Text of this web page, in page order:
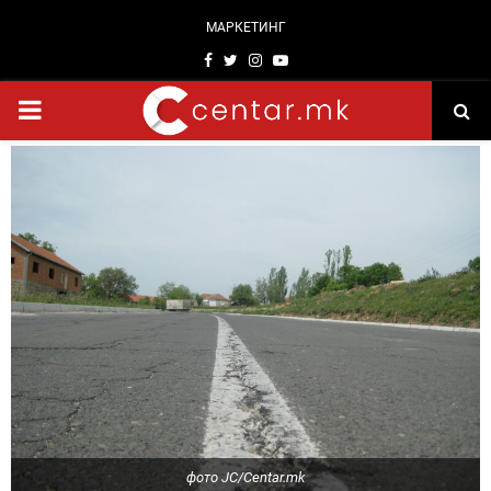
МАРКЕТИНГ
Facebook
TwitterInstagram
Youtube
PRIMARY
фото ЈС/Centar.mk